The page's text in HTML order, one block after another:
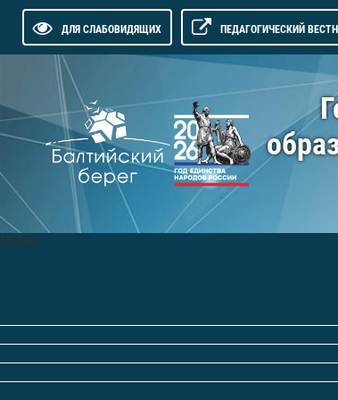
ДЛЯ СЛАБОВИДЯЩИХ ПЕДАГОГИЧЕСКИЙ
МЕНЮ